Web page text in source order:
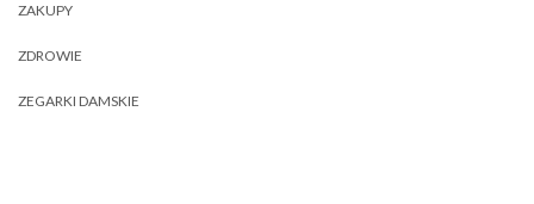
ZAKUPY
ZDROWIE
ZEGARKI DAMSKIE